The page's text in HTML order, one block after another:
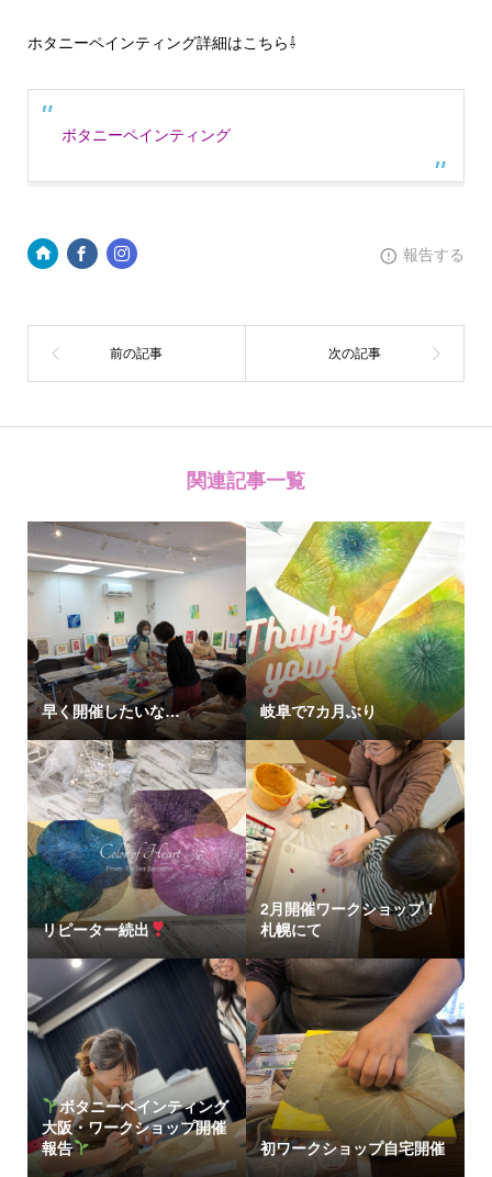
ホタニーペインティング詳細はこちら⇩
ボタニーペインティング
報告する
関連記事一覧
早く開催したいな… 岐阜で7カ月ぶり
リピーター続出
2月開催ワークショップ！
札幌にて
ボタニーペインティング
大阪・ワークショップ開催
報告
初ワークショップ自宅開催